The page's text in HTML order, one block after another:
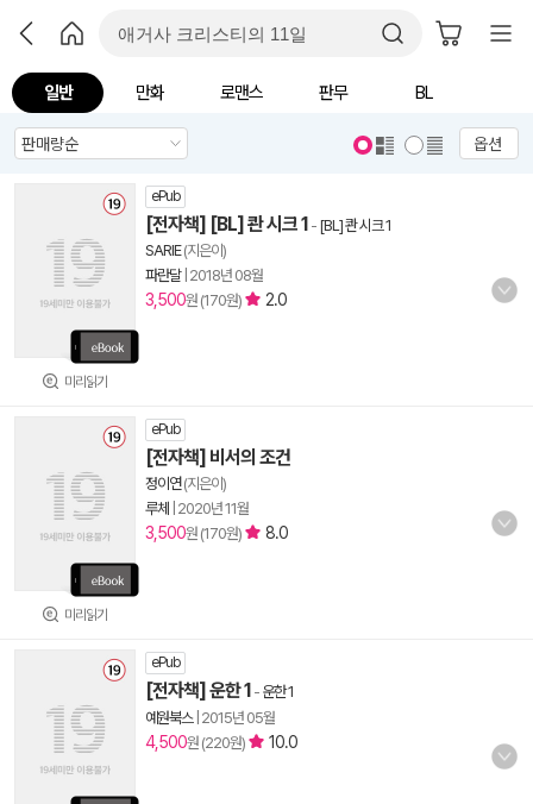
일반 만화 로맨스 판무 BL
옵션
미리읽기
ePub
[전자책] [BL] 콴 시크 1 - [BL] 콴 시크 1
SARIE(지은이)
파란달| 2018년 08월
3,500원 (170원) 2.0
미리읽기
ePub
[전자책] 비서의 조건
정이연(지은이)
루체
2020년 11월
3,500원 (170원) 8.0
ePub
[전자책] 운한 1 - 운한 1
예원북스| 2015년 05월
4,500원 (220원) 10.0